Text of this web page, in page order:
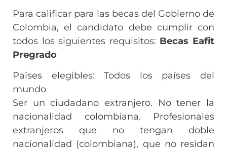
Para calificar para las becas del Gobierno de
Colombia, el candidato debe cumplir con
todos los siguientes requisitos: Becas Eafit
Pregrado
Países elegibles: Todos los países del
mundo
Ser un ciudadano extranjero. No tener la
nacionalidad colombiana. Profesionales
extranjeros que no tengan doble
nacionalidad (colombiana), que no residan